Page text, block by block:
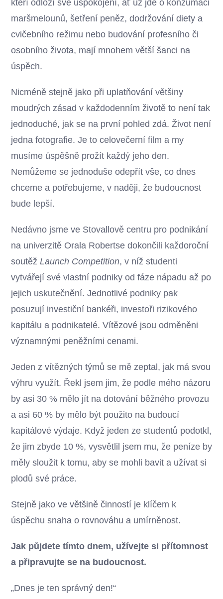
kteří odloží své uspokojení, ať už jde o konzumaci
maršmelounů, šetření peněz, dodržování diety a
cvičebního režimu nebo budování profesního či
osobního života, mají mnohem větší šanci na
úspěch.
Nicméně stejně jako při uplatňování většiny
moudrých zásad v každodenním životě to není tak
jednoduché, jak se na první pohled zdá. Život není
jedna fotografie. Je to celovečerní film a my
musíme úspěšně prožít každý jeho den.
Nemůžeme se jednoduše odepřít vše, co dnes
chceme a potřebujeme, v naději, že budoucnost
bude lepší.
Nedávno jsme ve Stovallově centru pro podnikání
na univerzitě Orala Robertse dokončili každoroční
soutěž Launch Competition, v níž studenti
vytvářejí své vlastní podniky od fáze nápadu až po
jejich uskutečnění. Jednotlivé podniky pak
posuzují investiční bankéři, investoři rizikového
kapitálu a podnikatelé. Vítězové jsou odměněni
významnými peněžními cenami.
Jeden z vítězných týmů se mě zeptal, jak má svou
výhru využít. Řekl jsem jim, že podle mého názoru
by asi 30 % mělo jít na dotování běžného provozu
a asi 60 % by mělo být použito na budoucí
kapitálové výdaje. Když jeden ze studentů podotkl,
že jim zbyde 10 %, vysvětlil jsem mu, že peníze by
měly sloužit k tomu, aby se mohli bavit a užívat si
plodů své práce.
Stejně jako ve většině činností je klíčem k
úspěchu snaha o rovnováhu a umírněnost.
Jak půjdete tímto dnem, užívejte si přítomnost
a připravujte se na budoucnost.
„Dnes je ten správný den!“